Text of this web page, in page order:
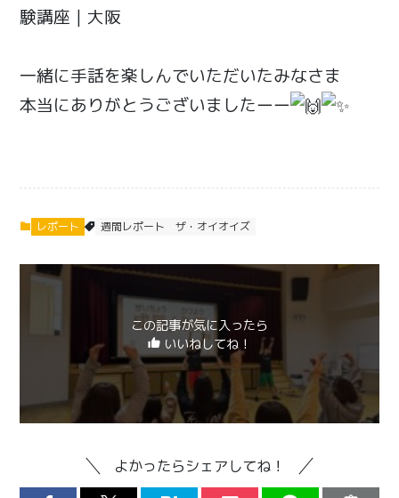
験講座｜大阪
一緒に手話を楽しんでいただいたみなさま
本当にありがとうございましたーー
レポート 週間レポート ザ・オイオイズ
この記事が気に入ったら
いいねしてね！
よかったらシェアしてね！